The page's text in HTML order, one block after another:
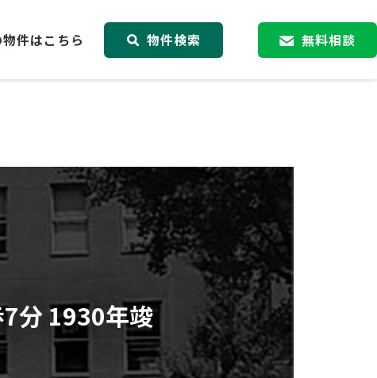
件はこちら 物件検索 無料相談
分 1930年竣